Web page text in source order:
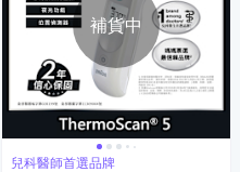
補貨中
兒科醫師首選品牌